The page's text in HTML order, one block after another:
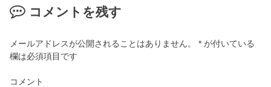
コメントを残す
メールアドレスが公開されることはありません。 * が付いている
欄は必須項目です
コメント